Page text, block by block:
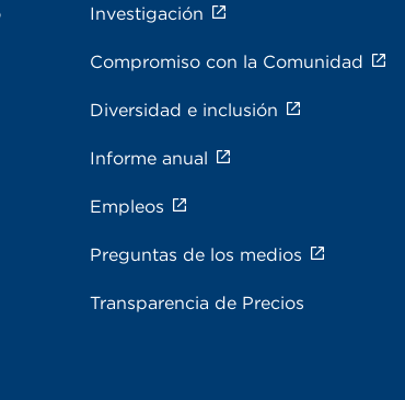
Investigación
Compromiso con la Comunidad
Diversidad e inclusión
Informe anual
Empleos
Preguntas de los medios
Transparencia de Precios